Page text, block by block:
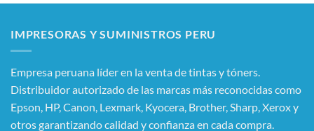
IMPRESORAS Y SUMINISTROS PERU
Empresa peruana líder en la venta de tintas y tóners.
Distribuidor autorizado de las marcas más reconocidas como
Epson, HP, Canon, Lexmark, Kyocera, Brother, Sharp, Xerox y
otros garantizando calidad y confianza en cada compra.